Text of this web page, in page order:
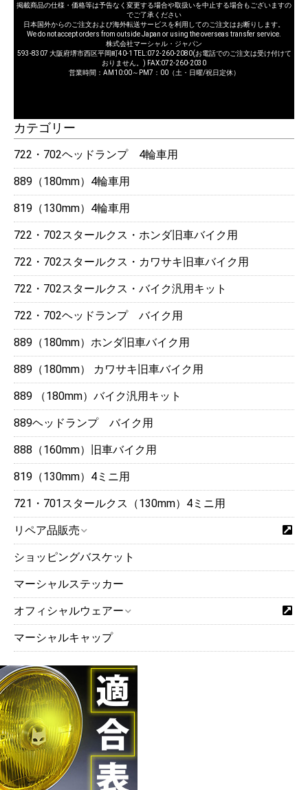
カテゴリー
722・702ヘッドランプ 4輪車用
889（180mm）4輪車用
819（130mm）4輪車用
722・702スタールクス・ホンダ旧車バイク用
722・702スタールクス・カワサキ旧車バイク用
722・702スタールクス・バイク汎用キット
722・702ヘッドランプ バイク用
889（180mm）ホンダ旧車バイク用
889（180mm） カワサキ旧車バイク用
889 （180mm）バイク汎用キット
889ヘッドランプ バイク用
888（160mm）旧車バイク用
819（130mm）4ミニ用
721・701スタールクス（130mm）4ミニ用
リペア品販売
ショッピングバスケット
マーシャルステッカー
オフィシャルウェアー
マーシャルキャップ
掲載商品の仕様・価格等は予告なく変更する場合や取扱いを中止する場合もございますの
でご了承ください
日本国外からのご注文および海外転送サービスを利用してのご注文はお断りします。
We do not accept orders from outside Japan or using the overseas transfer service.
株式会社マーシャル・ジャパン
593-8307 大阪府堺市西区平岡町40-1 TEL:072-260-2080(お電話でのご注文は受け付けて
おりません。) FAX:072-260-2030
営業時間：AM10:00～PM7：00（土・日曜/祝日定休）